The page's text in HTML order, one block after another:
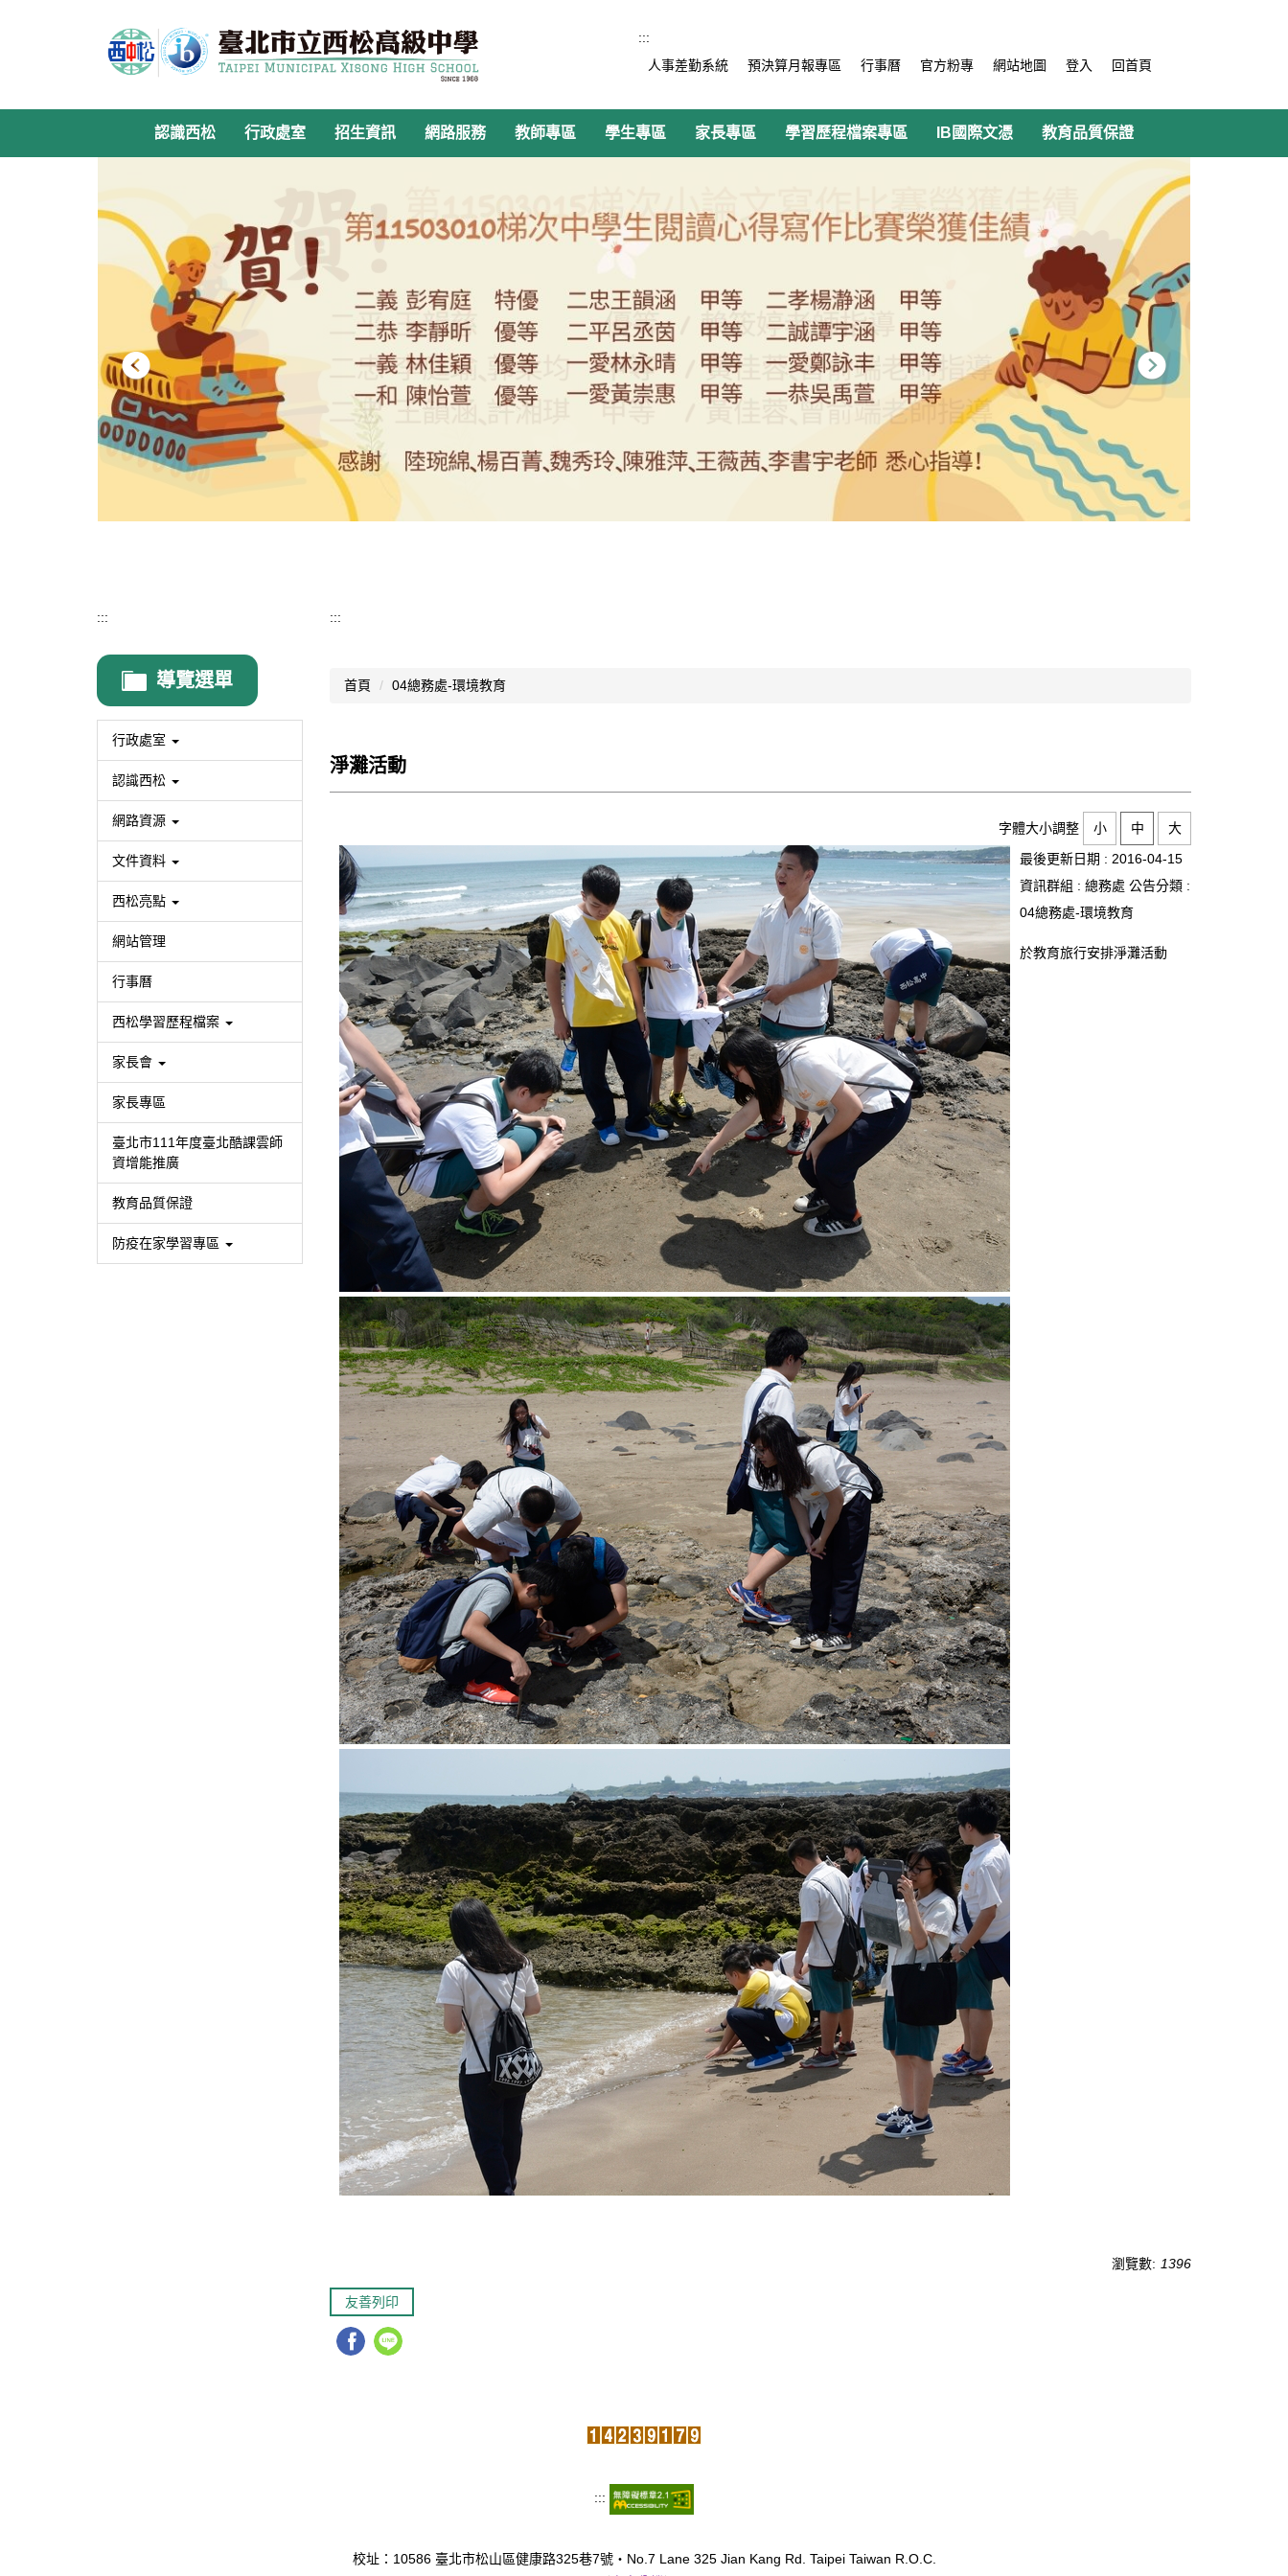
容
:::
人事差勤系統
預決算月報專區 行事曆 官方粉專 網站地圖 登入 回首頁
認識西松 行政處室 招生資訊 網路服務 教師專區 學生專區 家長專區 學習歷程檔案專區 IB國際文憑 教育品質保證
:::
導覽選單
行政處室
認識西松
網路資源
文件資料
西松亮點
網站管理
行事曆
西松學習歷程檔案
家長會
家長專區
臺北市111年度臺北酷課雲師
資增能推廣
教育品質保證
防疫在家學習專區
:::
首頁 04總務處-環境教育
淨灘活動
字體大小調整 小 中
大
最後更新日期 : 2016-04-15
資訊群組 : 總務處 公告分類 :
04總務處-環境教育
於教育旅行安排淨灘活動
瀏覽數: 1396
友善列印
:::
校址：10586 臺北市松山區健康路325巷7號‧No.7 Lane 325 Jian Kang Rd. Taipei Taiwan R.O.C.